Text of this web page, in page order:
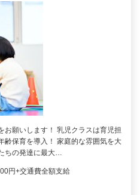
お願いします！ 乳児クラスは育児担
齢保育を導入！ 家庭的な雰囲気を大
ちの発達に最大…
円+交通費全額支給